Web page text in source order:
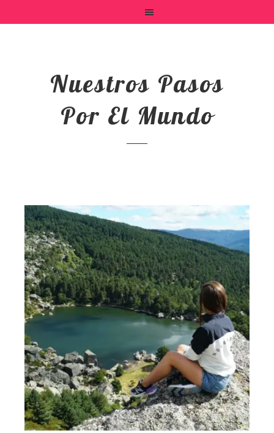
Nuestros Pasos
Por El Mundo